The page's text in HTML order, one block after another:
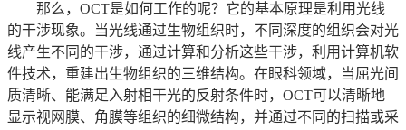
那么，OCT是如何工作的呢？它的基本原理是利用光线
的干涉现象。当光线通过生物组织时，不同深度的组织会对光
线产生不同的干涉，通过计算和分析这些干涉，利用计算机软
件技术，重建出生物组织的三维结构。在眼科领域，当屈光间
质清晰、能满足入射相干光的反射条件时，OCT可以清晰地
显示视网膜、角膜等组织的细微结构，并通过不同的扫描或采